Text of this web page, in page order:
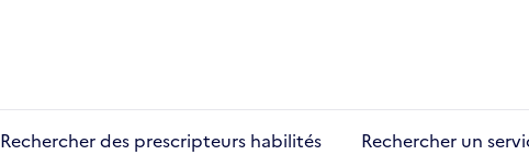
Rechercher des prescripteurs habilités Rechercher un